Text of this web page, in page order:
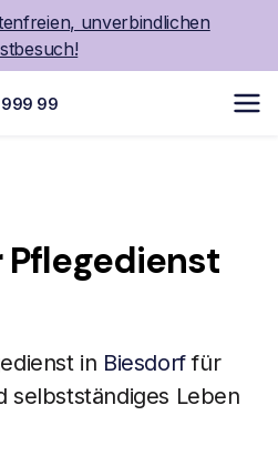
unverbindlichen
99
in Biesdorffür
selbstständiges Leben